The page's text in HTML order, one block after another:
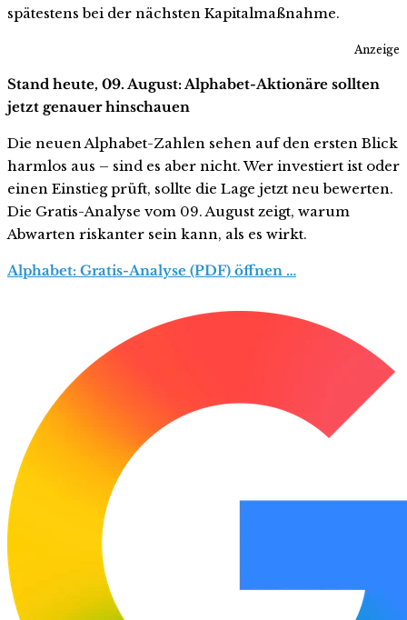
spätestens bei der nächsten Kapitalmaßnahme.
Anzeige
Stand heute, 09. August: Alphabet-Aktionäre sollten
jetzt genauer hinschauen
Die neuen Alphabet-Zahlen sehen auf den ersten Blick
harmlos aus – sind es aber nicht. Wer investiert ist oder
einen Einstieg prüft, sollte die Lage jetzt neu bewerten.
Die Gratis-Analyse vom 09. August zeigt, warum
Abwarten riskanter sein kann, als es wirkt.
Alphabet: Gratis-Analyse (PDF) öffnen …